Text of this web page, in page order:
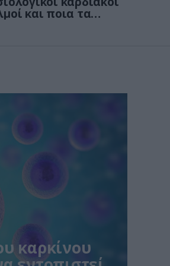
και ποια τα
καρκίνου